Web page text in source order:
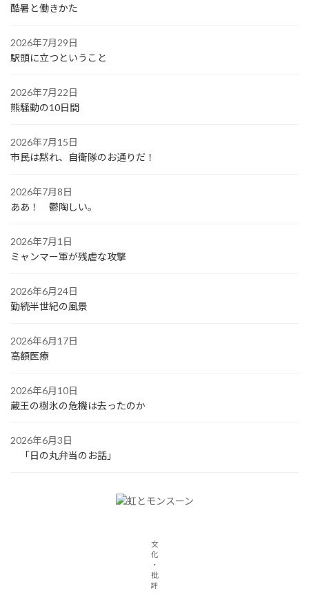
酷暑と働きかた
2026年7月29日
駅頭に立つということ
2026年7月22日
熊騒動の10日間
2026年7月15日
市民は黙れ、自衛隊のお通りだ！
2026年7月8日
ああ！ 鬱陶しい。
2026年7月1日
ミャンマー軍が残虐な攻撃
2026年6月24日
勤続半世紀の風景
2026年6月17日
高額医療
2026年6月10日
蔵王の樹氷の危機は去ったのか
2026年6月3日
「日の丸弁当のお話」
文
化
・
批
評